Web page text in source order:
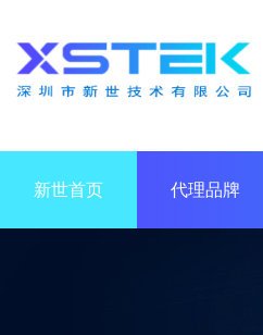
新世首页 代理品牌